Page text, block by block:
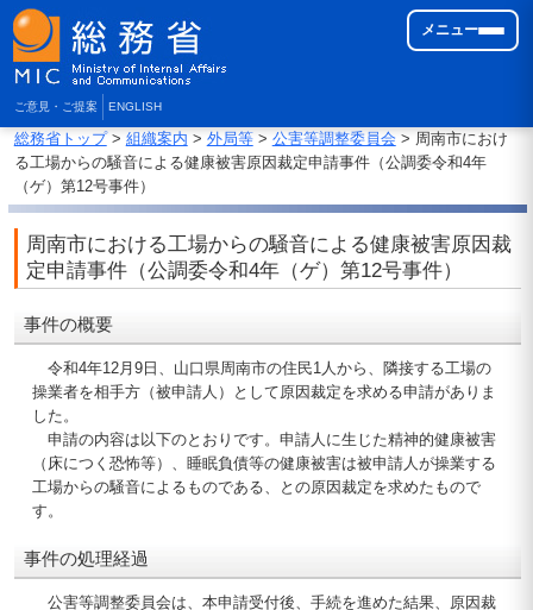
ご意見・ご提案 ENGLISH
メニュー
総務省トップ> 組織案内 > 外局等> 公害等調整委員会 > 周南市におけ
る工場からの騒音による健康被害原因裁定申請事件（公調委令和4年
（ゲ）第12号事件）
周南市における工場からの騒音による健康被害原因裁
定申請事件（公調委令和4年（ゲ）第12号事件）
事件の概要
令和4年12月9日、山口県周南市の住民1人から、隣接する工場の
操業者を相手方（被申請人）として原因裁定を求める申請がありま
した。
申請の内容は以下のとおりです。申請人に生じた精神的健康被害
（床につく恐怖等）、睡眠負債等の健康被害は被申請人が操業する
工場からの騒音によるものである、との原因裁定を求めたもので
す。
事件の処理経過
公害等調整委員会は、本申請受付後、手続を進めた結果、原因裁